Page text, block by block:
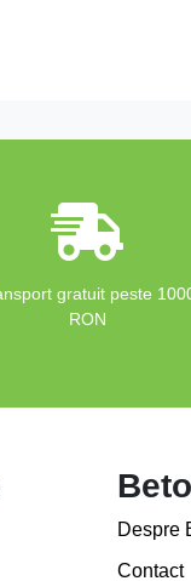
gratuit peste
RON
Despre
Contact